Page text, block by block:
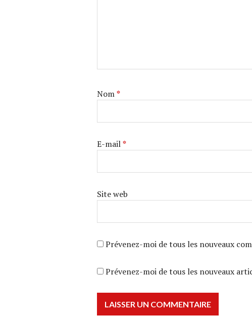
Nom*
E-mail*
Site web
Prévenez-moi de tous les nouveaux
Prévenez-moi de tous les nouveaux